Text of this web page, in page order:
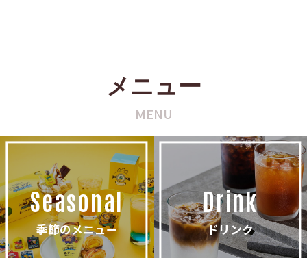
メニュー
MENU
Seasonal
季節のメニュー
Drink
ドリンク